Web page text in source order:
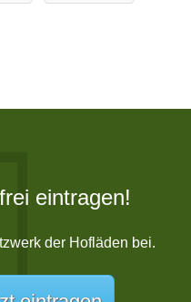
eintragen!
der Hofläden bei.